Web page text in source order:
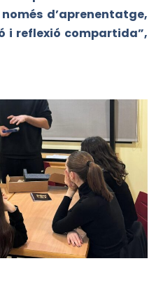
d’aprenentatge,
i reflexió compartida”,